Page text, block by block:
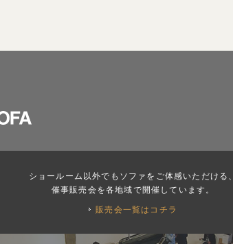
ショールーム以外でもソファをご体感いただける、
催事販売会を各地域で開催しています。
販売会一覧はコチラ